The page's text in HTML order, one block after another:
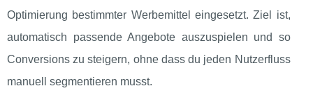
Optimierung bestimmter Werbemittel eingesetzt. Ziel ist,
automatisch passende Angebote auszuspielen und so
Conversions zu steigern, ohne dass du jeden Nutzerfluss
manuell segmentieren musst.